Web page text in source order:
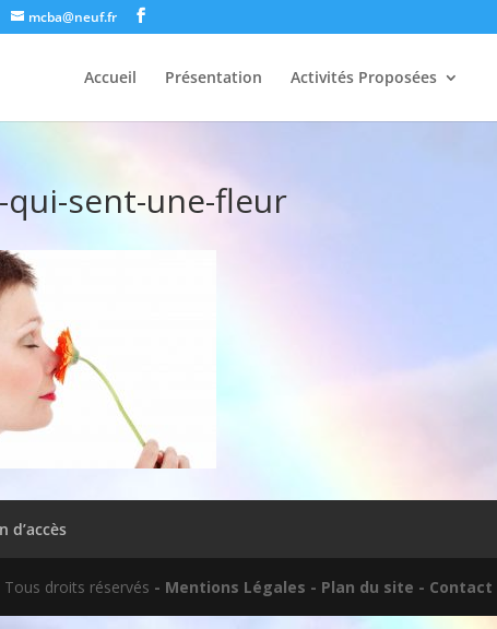
mcba@neuf.fr
Accueil Présentation Activités Proposées
sent-une-fleur
d’accès
droits réservés - Mentions Légales - Plan du site - Contact